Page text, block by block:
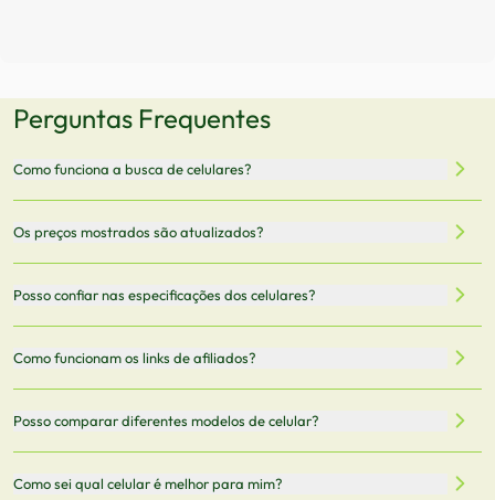
Perguntas Frequentes
Como funciona a busca de celulares?
armazenamento, memória RAM, bateria e conectividade
5G.
Os preços mostrados são atualizados?
vendedor antes de finalizar sua compra.
Posso confiar nas especificações dos celulares?
informações mais recentes de cada modelo.
Como funcionam os links de afiliados?
comissão sem custo adicional para você.
Posso comparar diferentes modelos de celular?
Sim! Você pode selecionar até 3 celulares para comparar
Como sei qual celular é melhor para mim?